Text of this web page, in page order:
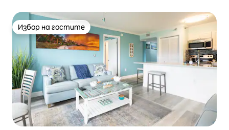
Избор на гостите
Избор на гостите